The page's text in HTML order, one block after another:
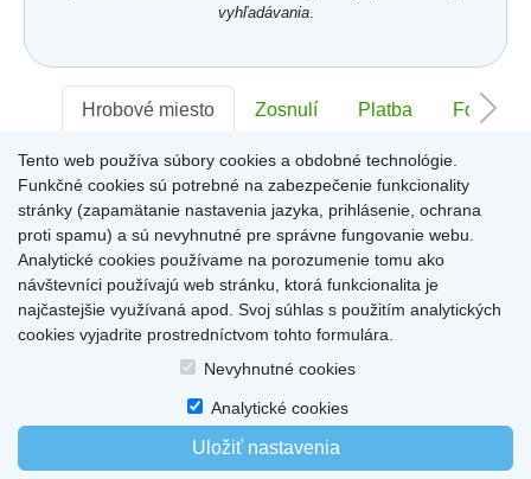
vyhľadávania.
Hrobové miesto Zosnulí Platba Foto
Sektor:- Rad:- Číslo:-
Miesto pre informácie o hrobovom mieste
Produkty a služby |Citáty|O cintorínoch|
Tento web používa súbory cookies a obdobné technológie.
Funkčné cookies sú potrebné na zabezpečenie funkcionality
stránky (zapamätanie nastavenia jazyka, prihlásenie, ochrana
proti spamu) a sú nevyhnutné pre správne fungovanie webu.
Analytické cookies používame na porozumenie tomu ako
návštevníci používajú web stránku, ktorá funkcionalita je
najčastejšie využívaná apod. Svoj súhlas s použitím analytických
cookies vyjadrite prostredníctvom tohto formulára.
Nevyhnutné cookies
Analytické cookies
Uložiť nastavenia